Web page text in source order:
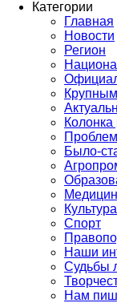
Категории
Главная
Новости
Регион
Колонка
Было-
Культура
Спорт
Наши
Судьбы
Нам